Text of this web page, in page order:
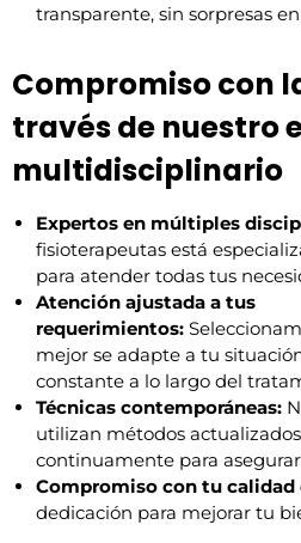
transparente, sin sorpresas
Compromiso con
través de nuestro
multidisciplinario
Expertos en múltiples
fisioterapeutas está
para atender todas tus
Atención ajustada a tus
requerimientos:
mejor se adapte a tu
constante a lo largo del
Técnicas contemporáneas:
utilizan métodos
continuamente para
Compromiso con tu calidad
dedicación para mejorar tu